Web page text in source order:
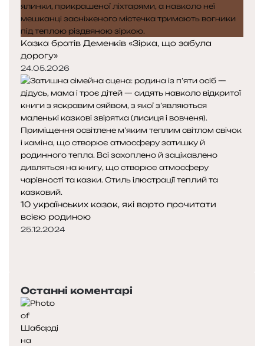
Казка братів Деменків «Зірка, що забула
дорогу»
24.05.2026
10 українських казок, які варто прочитати
всією родиною
25.12.2024
р
е
д
н
я
т
у
п
н
а
Останні коментарі